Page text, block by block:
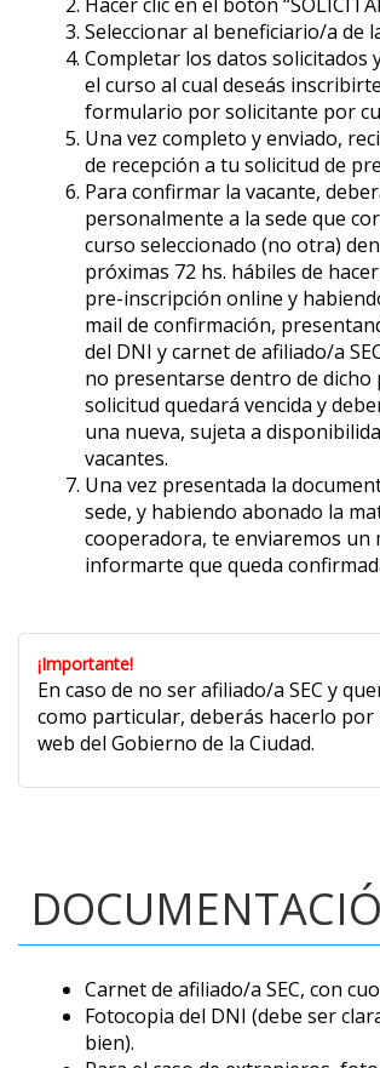
Seleccionar al beneficiario/a de
Completar los datos solicitados
el curso al cual deseás
formulario por solicitante por
Una vez completo y enviado,
de recepción a tu solicitud de
Para confirmar la vacante,
personalmente a la sede que
curso seleccionado (no otra)
próximas 72 hs. hábiles de
pre-inscripción online y
mail de confirmación,
del DNI y carnet de afiliado/a
no presentarse dentro de dicho
solicitud quedará vencida y
una nueva, sujeta a
vacantes.
Una vez presentada la
sede, y habiendo abonado la
cooperadora, te enviaremos un
informarte que queda
¡Importante!
En caso de no ser afiliado/a SEC y
como particular, deberás hacerlo por
web del Gobierno de la Ciudad.
Carnet de afiliado/a SEC, con
Fotocopia del DNI (debe ser
bien).